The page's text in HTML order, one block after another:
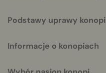
Podstawy uprawy konopi
Informacje o konopiach